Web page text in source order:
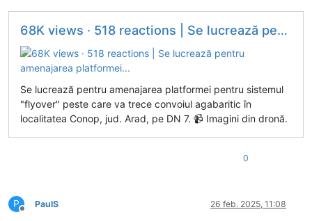
68K views · 518 reactions | Se lucrează pentru amenajarea platformei...
Se lucrează pentru amenajarea platformei pentru sistemul
"flyover" peste care va trece convoiul agabaritic în
localitatea Conop, jud. Arad, pe DN 7. 📹 Imagini din dronă.
0
P
Deconectat
PaulS 26 feb. 2025, 11:08